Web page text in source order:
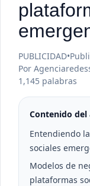
PUBLICIDAD•
Por
1,145 palabras
Contenido del
Entendiendo
sociales
Modelos de
plataformas